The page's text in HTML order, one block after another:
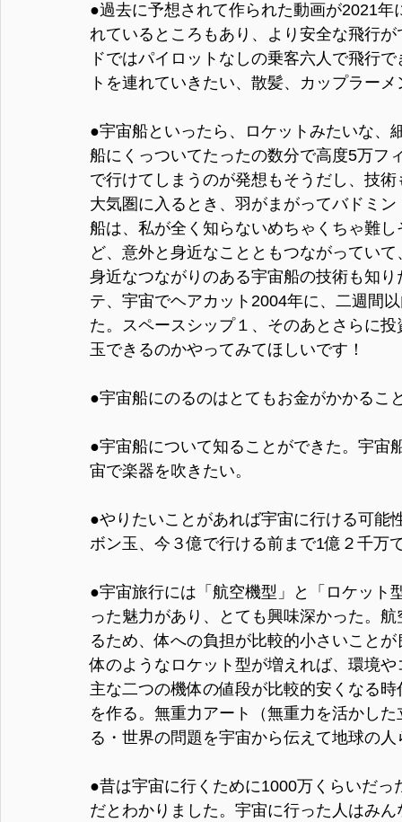
●過去に予想されて作られた動画が2021
れているところもあり、より安全な飛行
ドではパイロットなしの乗客六人で飛行
トを連れていきたい、散髪、カップラーメ
●宇宙船といったら、ロケットみたいな、
船にくっついてたったの数分で高度5万フ
で行けてしまうのが発想もそうだし、技
大気圏に入るとき、羽がまがってバドミ
船は、私が全く知らないめちゃくちゃ難
ど、意外と身近なことともつながってい
身近なつながりのある宇宙船の技術も知
テ、宇宙でヘアカット2004年に、二週間
た。スペースシップ１、そのあとさらに
玉できるのかやってみてほしいです！
●宇宙船にのるのはとてもお金がかかるこ
●宇宙船について知ることができた。宇宙
宙で楽器を吹きたい。
●やりたいことがあれば宇宙に行ける可能
ボン玉、今３億で行ける前まで1億２千万
●宇宙旅行には「航空機型」と「ロケット
った魅力があり、とても興味深かった。
るため、体への負担が比較的小さいこと
体のようなロケット型が増えれば、環境
主な二つの機体の値段が比較的安くなる
を作る。無重力アート（無重力を活かし
る・世界の問題を宇宙から伝えて地球の
●昔は宇宙に行くために1000万くらいだ
だとわかりました。宇宙に行った人はみ